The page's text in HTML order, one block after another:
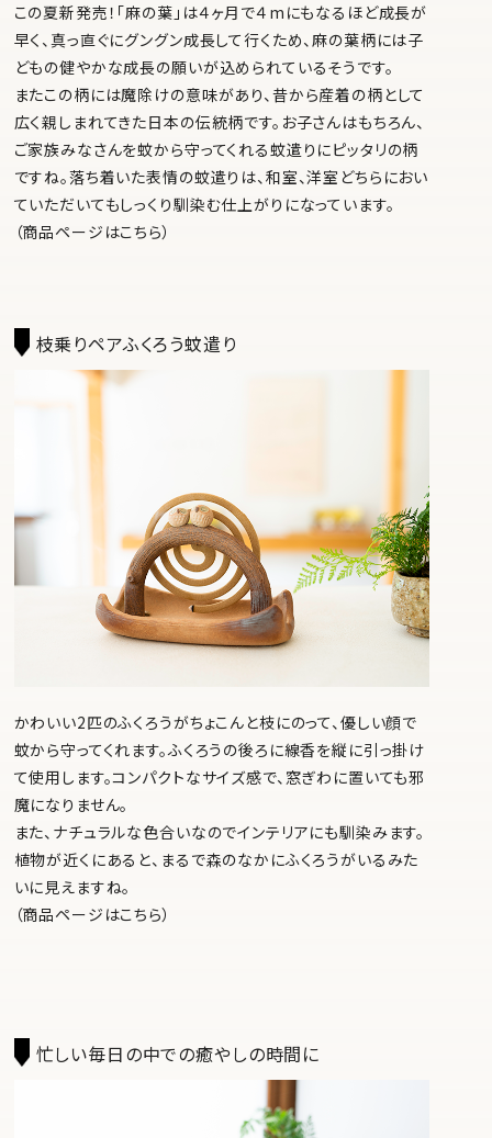
この夏新発売！「麻の葉」は４ヶ月で４mにもなるほど成長が
早く、真っ直ぐにグングン成長して行くため、麻の葉柄には子
どもの健やかな成長の願いが込められているそうです。
またこの柄には魔除けの意味があり、昔から産着の柄として
広く親しまれてきた日本の伝統柄です。お子さんはもちろん、
ご家族みなさんを蚊から守ってくれる蚊遣りにピッタリの柄
ですね。落ち着いた表情の蚊遣りは、和室、洋室どちらにおい
ていただいてもしっくり馴染む仕上がりになっています。
（商品ページはこちら）
枝乗りペアふくろう蚊遣り
かわいい2匹のふくろうがちょこんと枝にのって、優しい顔で
蚊から守ってくれます。ふくろうの後ろに線香を縦に引っ掛け
て使用します。コンパクトなサイズ感で、窓ぎわに置いても邪
魔になりません。
また、ナチュラルな色合いなのでインテリアにも馴染みます。
植物が近くにあると、まるで森のなかにふくろうがいるみた
いに見えますね。
（商品ページはこちら）
忙しい毎日の中での癒やしの時間に